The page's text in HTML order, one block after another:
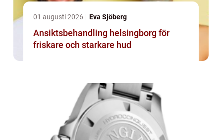
01 augusti 2026 Eva Sjöberg
Ansiktsbehandling helsingborg för
friskare och starkare hud